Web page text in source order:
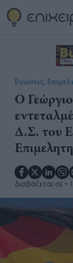
Ενώσεις,
Ο
Δ.Σ. του
Διαβάζεται σε ~